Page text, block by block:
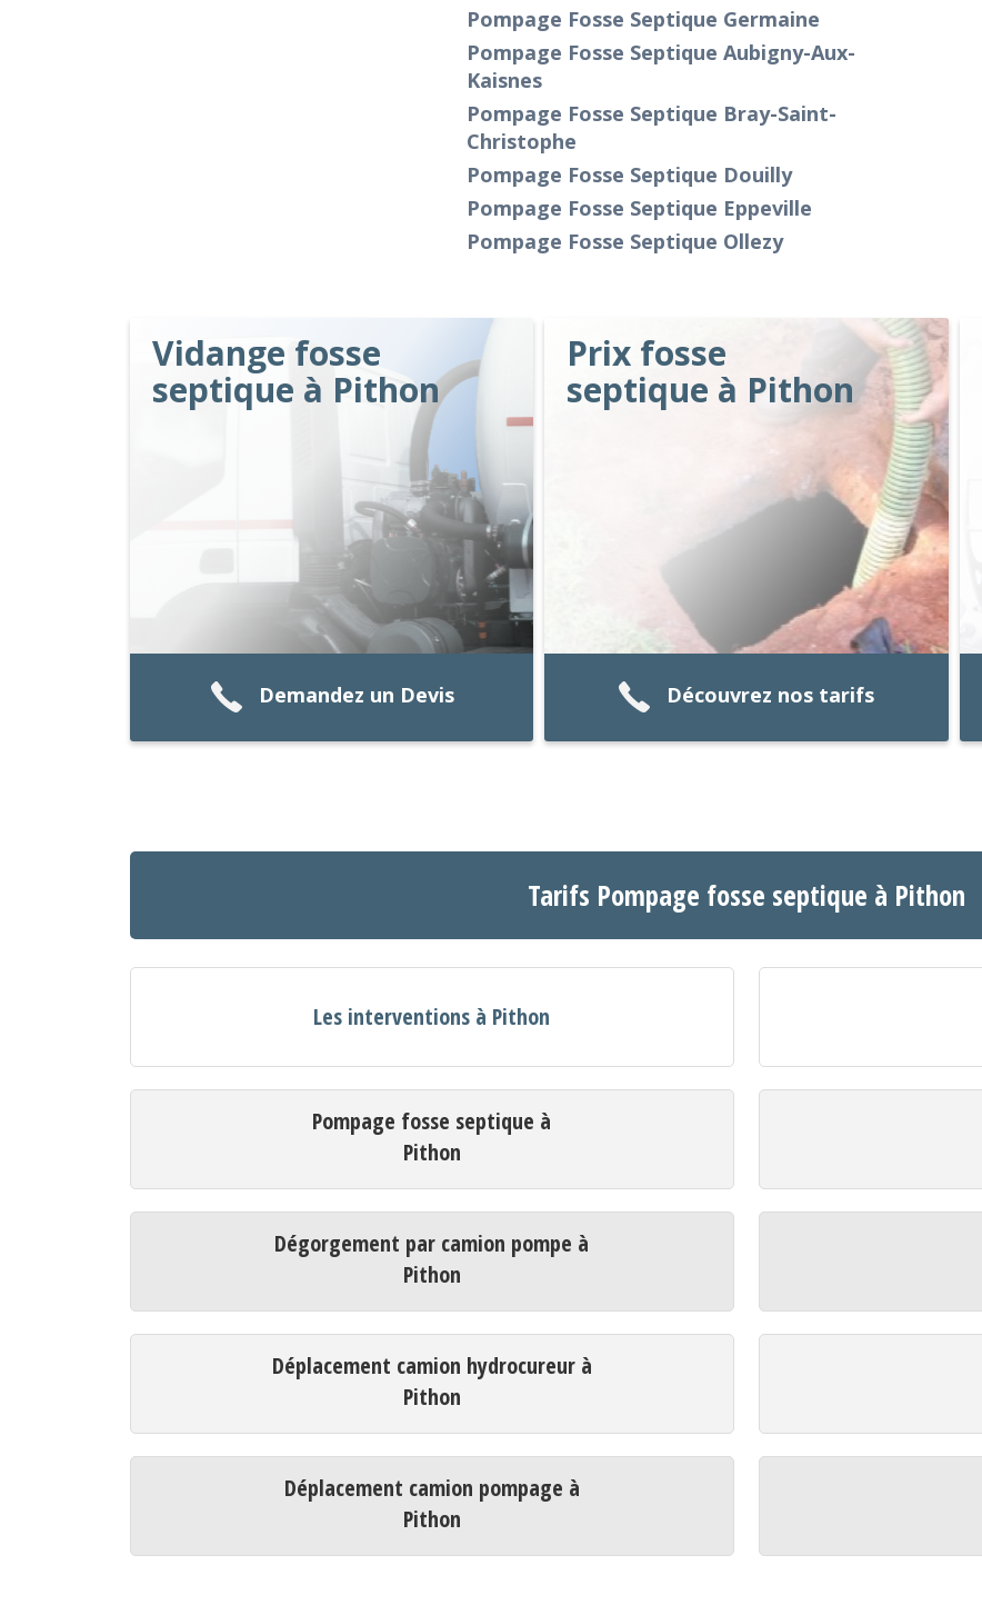
Pompage Fosse Septique Germaine
Pompage Fosse Septique Aubigny-Aux-
Kaisnes
Pompage Fosse Septique Bray-Saint-
Christophe
Pompage Fosse Septique Douilly
Pompage Fosse Septique Eppeville
Pompage Fosse Septique Ollezy
Vidange fosse
septique à Pithon
Demandez un Devis
Prix fosse
septique à Pithon
Découvrez nos tarifs
Tarifs Pompage fosse septique à Pithon
Les interventions à Pithon
Pompage fosse septique à
Pithon
Dégorgement par camion pompe à
Pithon
Déplacement camion hydrocureur à
Pithon
Déplacement camion pompage à
Pithon